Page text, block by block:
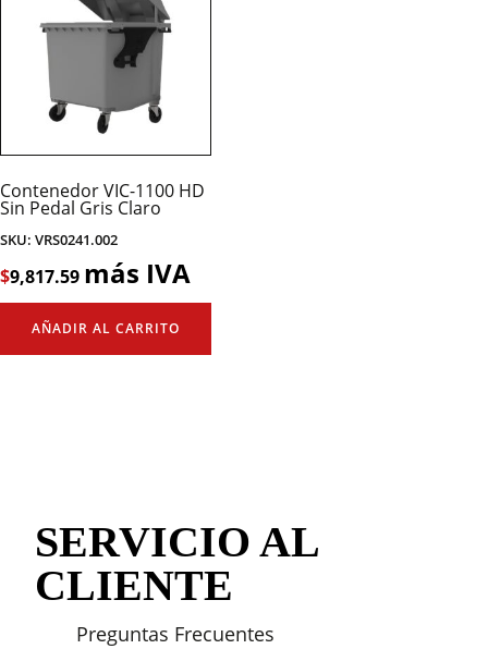
Contenedor VIC-1100 HD
Sin Pedal Gris Claro
SKU: VRS0241.002
$9,817.59 más IVA
AÑADIR AL CARRITO
SERVICIO AL
CLIENTE
Preguntas Frecuentes